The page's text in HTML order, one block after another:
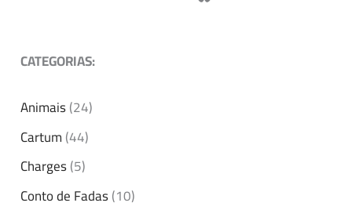
CATEGORIAS:
Animais(24)
Cartum(44)
Charges(5)
Conto de Fadas(10)